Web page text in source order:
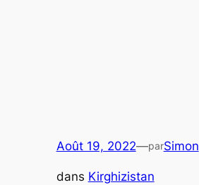
Août 19, 2022—parSimon
dans Kirghizistan